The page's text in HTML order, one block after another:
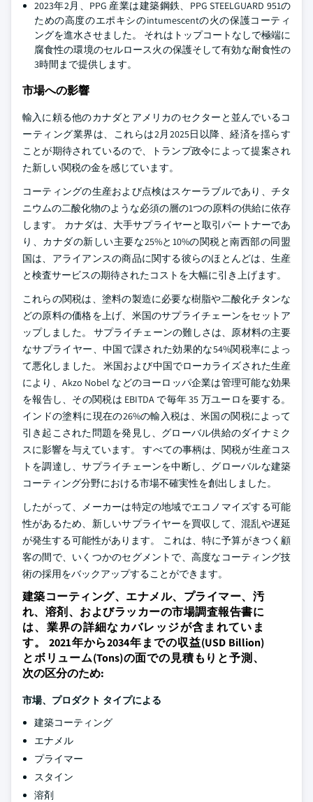
2023年2月、PPG 産業は建築鋼鉄、PPG STEELGUARD 951の
ための高度のエポキシのintumescentの火の保護コーティ
ングを進水させました。 それはトップコートなしで極端に
腐食性の環境のセルロース火の保護そして有効な耐食性の
3時間まで提供します。
市場への影響
輸入に頼る他のカナダとアメリカのセクターと並んでいるコ
ーティング業界は、これらは2月2025日以降、経済を揺らす
ことが期待されているので、トランプ政令によって提案され
た新しい関税の金を感じています。
コーティングの生産および点検はスケーラブルであり、チタ
ニウムの二酸化物のような必須の層の1つの原料の供給に依存
します。 カナダは、大手サプライヤーと取引パートナーであ
り、カナダの新しい主要な25%と10%の関税と南西部の同盟
国は、アライアンスの商品に関する彼らのほとんどは、生産
と検査サービスの期待されたコストを大幅に引き上げます。
これらの関税は、塗料の製造に必要な樹脂や二酸化チタンな
どの原料の価格を上げ、米国のサプライチェーンをセットア
ップしました。 サプライチェーンの難しさは、原材料の主要
なサプライヤー、中国で課された効果的な54%関税率によっ
て悪化しました。 米国および中国でローカライズされた生産
により、Akzo Nobel などのヨーロッパ企業は管理可能な効果
を報告し、その関税は EBITDA で毎年 35 万ユーロを要する。
インドの塗料に現在の26%の輸入税は、米国の関税によって
引き起こされた問題を発見し、グローバル供給のダイナミク
スに影響を与えています。 すべての事柄は、関税が生産コス
トを調達し、サプライチェーンを中断し、グローバルな建築
コーティング分野における市場不確実性を創出しました。
したがって、メーカーは特定の地域でエコノマイズする可能
性があるため、新しいサプライヤーを買収して、混乱や遅延
が発生する可能性があります。 これは、特に予算がきつく顧
客の間で、いくつかのセグメントで、高度なコーティング技
術の採用をバックアップすることができます。
建築コーティング、エナメル、プライマー、汚
れ、溶剤、およびラッカーの市場調査報告書に
は、業界の詳細なカバレッジが含まれていま
す。 2021年から2034年までの収益(USD Billion)
とボリューム(Tons)の面での見積もりと予測、
次の区分のため:
市場、プロダクト タイプによる
建築コーティング
エナメル
プライマー
スタイン
溶剤